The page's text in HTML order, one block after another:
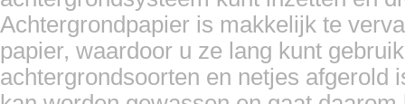
Achtergrondpapier is makkelijk te
papier, waardoor u ze lang kunt
achtergrondsoorten en netjes afgerold